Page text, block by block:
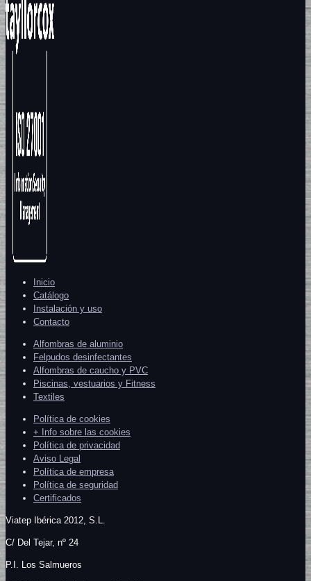
Inicio
Catálogo
Instalación y uso
Contacto
Alfombras de aluminio
Felpudos desinfectantes
Alfombras de caucho y PVC
Piscinas, vestuarios y Fitness
Textiles
Política de cookies
+ Info sobre las cookies
Política de privacidad
Aviso Legal
Política de empresa
Política de seguridad
Certificados
Viatep Ibérica 2012, S.L.
C/ Del Tejar, nº 24
P.I. Los Salmueros